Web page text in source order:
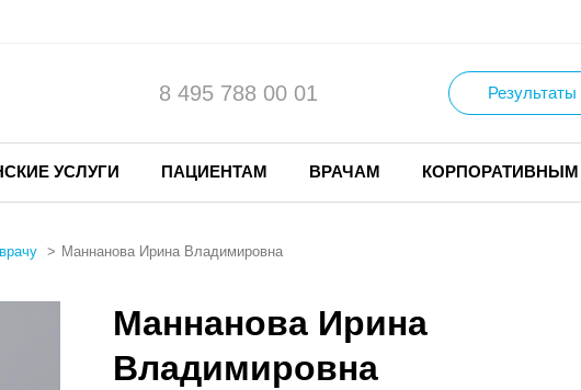
8 495 788 00 01
УСЛУГИ ПАЦИЕНТАМ ВРАЧАМ КОРПОРАТИВНЫМ
Маннанова Ирина Владимировна
Маннанова Ирина
Владимировна